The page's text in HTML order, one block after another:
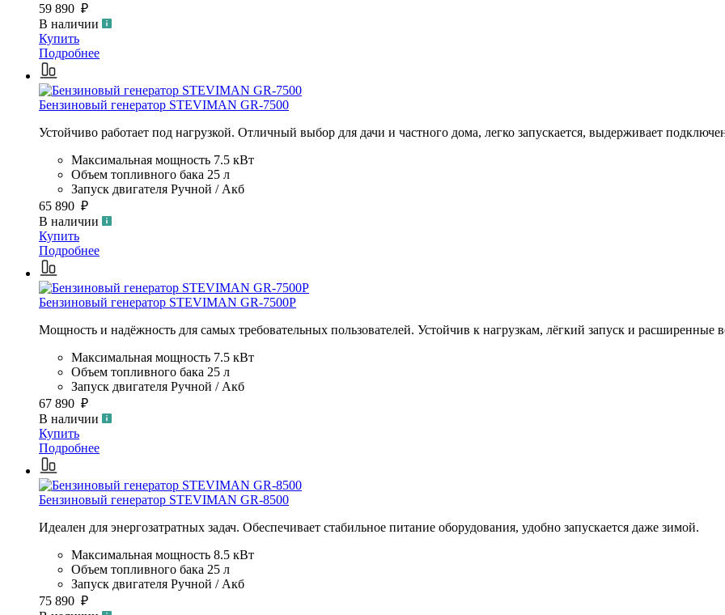
59 890 ₽
В наличии
Купить
Подробнее
Бензиновый генератор STEVIMAN GR-7500
Устойчиво работает под нагрузкой. Отличный выбор для дачи и частного дома, легко запускается, выдерживает
Максимальная мощность 7.5 кВт
Объем топливного бака 25 л
Запуск двигателя Ручной / Акб
65 890 ₽
В наличии
Купить
Подробнее
Бензиновый генератор STEVIMAN GR-7500P
Мощность и надёжность для самых требовательных пользователей. Устойчив к нагрузкам, лёгкий запуск и расширенные
Максимальная мощность 7.5 кВт
Объем топливного бака 25 л
Запуск двигателя Ручной / Акб
67 890 ₽
В наличии
Купить
Подробнее
Бензиновый генератор STEVIMAN GR-8500
Идеален для энергозатратных задач. Обеспечивает стабильное питание оборудования, удобно запускается даже зимой.
Максимальная мощность 8.5 кВт
Объем топливного бака 25 л
Запуск двигателя Ручной / Акб
75 890 ₽